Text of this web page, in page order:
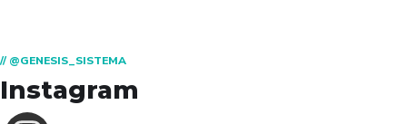
// @GENESIS_SISTEMA
Instagram